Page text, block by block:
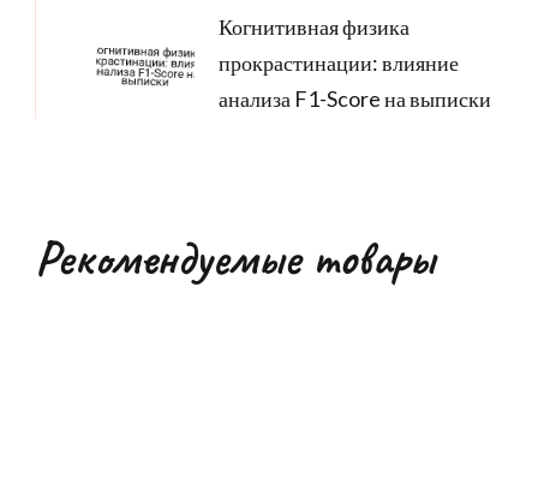
Когнитивная физика
прокрастинации: влияние
анализа F1-Score на выписки
Рекомендуемые товары